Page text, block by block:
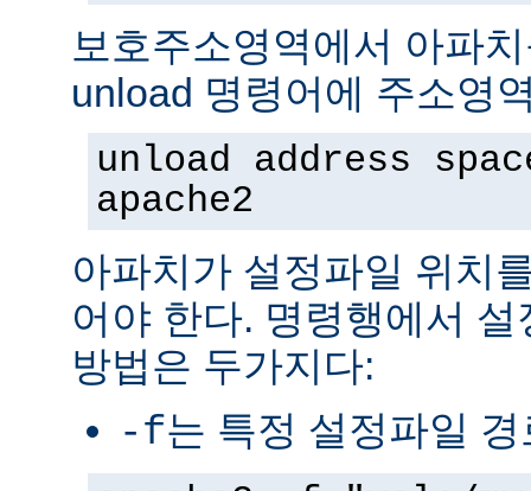
보호주소영역에서 아파
unload 명령어에 주소영
unload address
apache2
아파치가 설정파일 위치
어야 한다. 명령행에서
방법은 두가지다:
-f는 특정 설정파일